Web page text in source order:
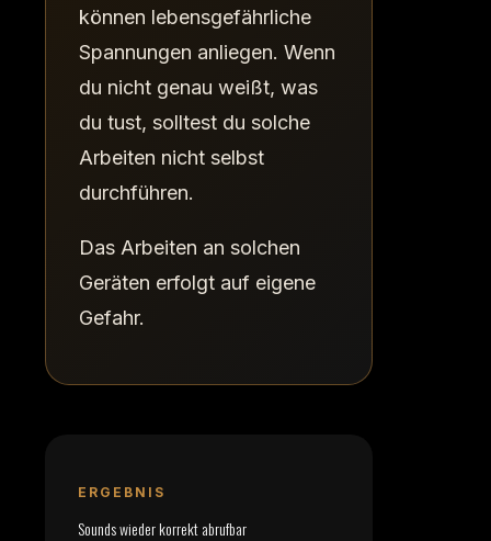
können lebensgefährliche
Spannungen anliegen. Wenn
du nicht genau weißt, was
du tust, solltest du solche
Arbeiten nicht selbst
durchführen.
Das Arbeiten an solchen
Geräten erfolgt auf eigene
Gefahr.
ERGEBNIS
Sounds wieder korrekt abrufbar